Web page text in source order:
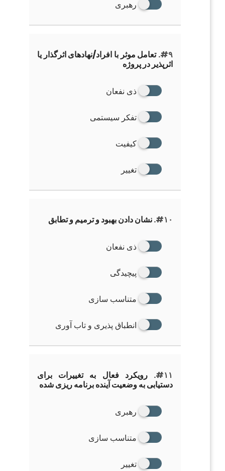
رهبری
#۹. تعامل موثر با افراد/نهادهای اثرگذار یا
اثرپذیر در پروژه
ذی نفعان
تفکر سیستمی
کیفیت
تغییر
#۱۰. نشان دادن بهبود و ترمیم و تطابق
ذی نفعان
پیچیدگی
متناسب سازی
انطباق پذیری و تاب آوری
#۱۱.
رویکرد فعال به تغییرات برای
دستیابی به وضعیت آینده برنامه ریزی شده
رهبری
متناسب سازی
تغییر